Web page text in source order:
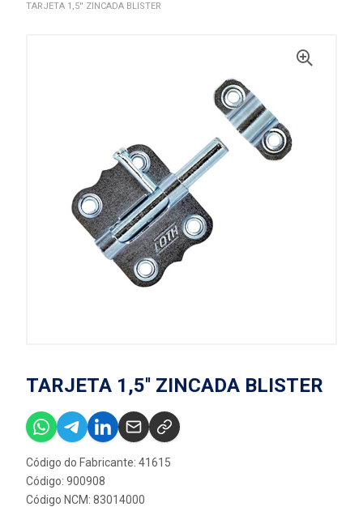
TARJETA 1,5'' ZINCADA BLISTER
TARJETA 1,5'' ZINCADA BLISTER
Código do Fabricante: 41615
Código: 900908
Código NCM: 83014000